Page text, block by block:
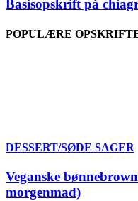
Basisopskrift på
POPULÆRE
DESSERT/SØDE SAGER
Veganske
morgenmad)